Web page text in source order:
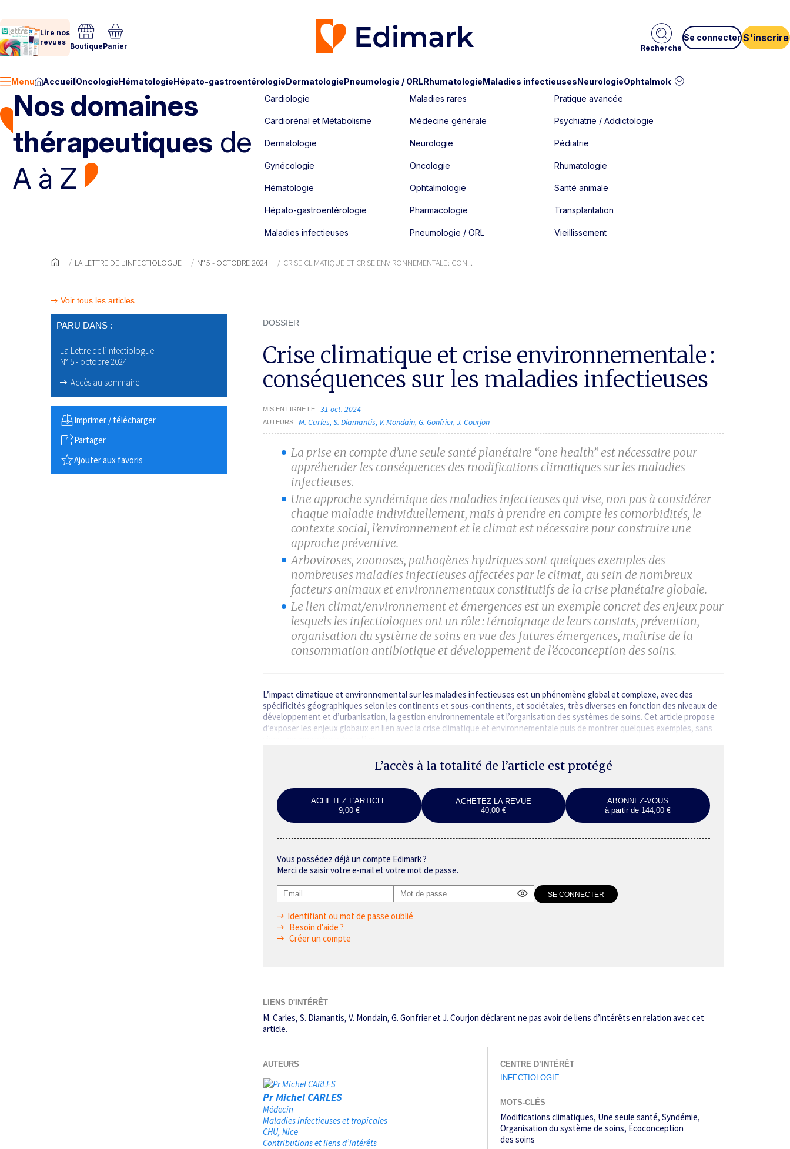
Lire nos
revues BoutiquePanier Recherche
Se connecter S'inscrire
Menu AccueilOncologieHématologieHépato-gastroentérologieDermatologiePneumologie / ORLRhumatologieMaladies infectieusesNeurologieOphtalmologie
Nos domaines
thérapeutiques de
A à Z
Cardiologie
Cardiorénal et Métabolisme
Dermatologie
Gynécologie
Hématologie
Hépato-gastroentérologie
Maladies infectieuses
Maladies rares
Médecine générale
Neurologie
Oncologie
Ophtalmologie
Pharmacologie
Pneumologie / ORL
Pratique avancée
Psychiatrie / Addictologie
Pédiatrie
Rhumatologie
Santé animale
Transplantation
Vieillissement
LA LETTRE DE L’INFECTIOLOGUE N° 5 - OCTOBRE 2024 CRISE CLIMATIQUE ET CRISE ENVIRONNEMENTALE : CON...
Voir tous les articles
PARU DANS :
La Lettre de l’Infectiologue
N° 5 - octobre 2024
Accès au sommaire
Imprimer / télécharger
Partager
Ajouter aux favoris
DOSSIER
Crise climatique et crise environnementale :
conséquences sur les maladies infectieuses
MIS EN LIGNE LE 31 oct. 2024
AUTEURS M. Carles S. Diamantis V. Mondain G. Gonfrier J. Courjon
La prise en compte d’une seule santé planétaire “one health” est nécessaire pour
appréhender les conséquences des modifications climatiques sur les maladies
infectieuses.
Une approche syndémique des maladies infectieuses qui vise, non pas à considérer
chaque maladie individuellement, mais à prendre en compte les comorbidités, le
contexte social, l’environnement et le climat est nécessaire pour construire une
approche préventive.
Arboviroses, zoonoses, pathogènes hydriques sont quelques exemples des
nombreuses maladies infectieuses affectées par le climat, au sein de nombreux
facteurs animaux et environnementaux constitutifs de la crise planétaire globale.
Le lien climat/environnement et émergences est un exemple concret des enjeux pour
lesquels les infectiologues ont un rôle : témoignage de leurs constats, prévention,
organisation du système de soins en vue des futures émergences, maîtrise de la
consommation antibiotique et développement de l’écoconception des soins.
L’impact climatique et environnemental sur les maladies infectieuses est un phénomène global et complexe, avec des
spécificités géographiques selon les continents et sous-continents, et sociétales, très diverses en fonction des niveaux de
développement et d’urbanisation, la gestion environnementale et l’organisation des systèmes de soins. Cet article propose
d’exposer les enjeux globaux en lien avec la crise climatique et environnementale puis de montrer quelques exemples, sans
L’accès à la totalité de l’article est protégé
ACHETEZ L'ARTICLE
9,00 €
ACHETEZ LA REVUE
40,00 €
ABONNEZ-VOUS
à partir de 144,00 €
Vous possédez déjà un compte Edimark ?
Merci de saisir votre e-mail et votre mot de passe.
Identifiant ou mot de passe oublié
Besoin d'aide ?
Créer un compte
LIENS D'INTÉRÊT
M. Carles, S. Diamantis, V. Mondain, G. Gonfrier et J. Courjon déclarent ne pas avoir de liens d’intérêts en relation avec cet
article.
AUTEURS
Pr Michel CARLES
Médecin
Maladies infectieuses et tropicales
CHU Nice
Contributions et liens d’intérêts
CENTRE D’INTÉRÊT
INFECTIOLOGIE
MOTS-CLÉS
Modifications climatiques Une seule santé Syndémie
Organisation du système de soins Écoconception
des soins